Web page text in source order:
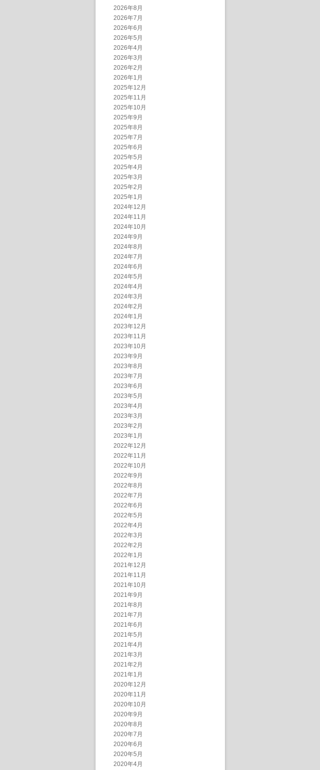
2026年8月
2026年7月
2026年6月
2026年5月
2026年4月
2026年3月
2026年2月
2026年1月
2025年12月
2025年11月
2025年10月
2025年9月
2025年8月
2025年7月
2025年6月
2025年5月
2025年4月
2025年3月
2025年2月
2025年1月
2024年12月
2024年11月
2024年10月
2024年9月
2024年8月
2024年7月
2024年6月
2024年5月
2024年4月
2024年3月
2024年2月
2024年1月
2023年12月
2023年11月
2023年10月
2023年9月
2023年8月
2023年7月
2023年6月
2023年5月
2023年4月
2023年3月
2023年2月
2023年1月
2022年12月
2022年11月
2022年10月
2022年9月
2022年8月
2022年7月
2022年6月
2022年5月
2022年4月
2022年3月
2022年2月
2022年1月
2021年12月
2021年11月
2021年10月
2021年9月
2021年8月
2021年7月
2021年6月
2021年5月
2021年4月
2021年3月
2021年2月
2021年1月
2020年12月
2020年11月
2020年10月
2020年9月
2020年8月
2020年7月
2020年6月
2020年5月
2020年4月